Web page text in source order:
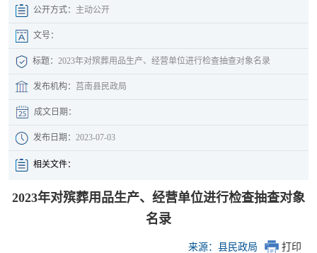
公开方式： 主动公开
文号：
标题： 2023年对殡葬用品生产、经营单位进行检查抽查对象名录
发布机构： 莒南县民政局
成文日期：
发布日期： 2023-07-03
相关文件：
2023年对殡葬用品生产、经营单位进行检查抽查对象
名录
来源：县民政局 打印